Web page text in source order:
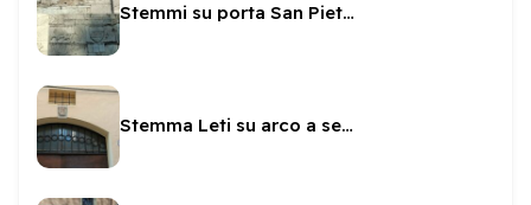
Stemmi su porta San Pietro
Stemma Leti su arco a sesto scemo